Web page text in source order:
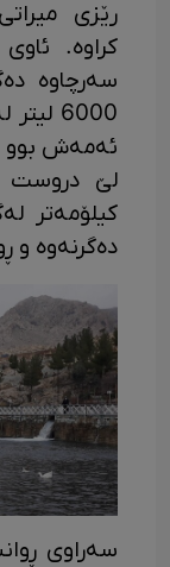
رێزی
کراوە.
سەرچاوە
6000
ئەمەش بوو
لێ دروست
کیلۆمەتر
دەگرنەوە و
سەراوی